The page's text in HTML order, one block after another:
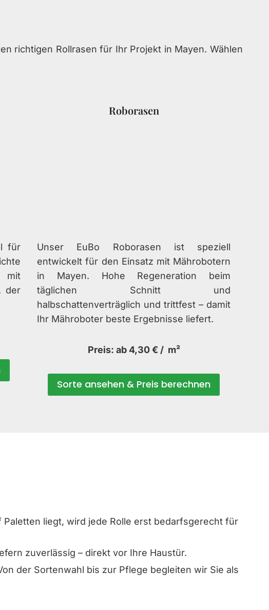
richtigen Rollrasen für Ihr Projekt in Mayen. Wählen
für
mit
der
Roborasen
Unser EuBo Roborasen ist speziell
entwickelt für den Einsatz mit Mährobotern
in Mayen. Hohe Regeneration beim
täglichen Schnitt und
halbschattenverträglich und trittfest – damit
Ihr Mähroboter beste Ergebnisse liefert.
Preis: ab 4,30 € / m²
Sorte ansehen & Preis berechnen
Paletten liegt, wird jede Rolle erst bedarfsgerecht für
zuverlässig – direkt vor Ihre Haustür.
der Sortenwahl bis zur Pflege begleiten wir Sie als